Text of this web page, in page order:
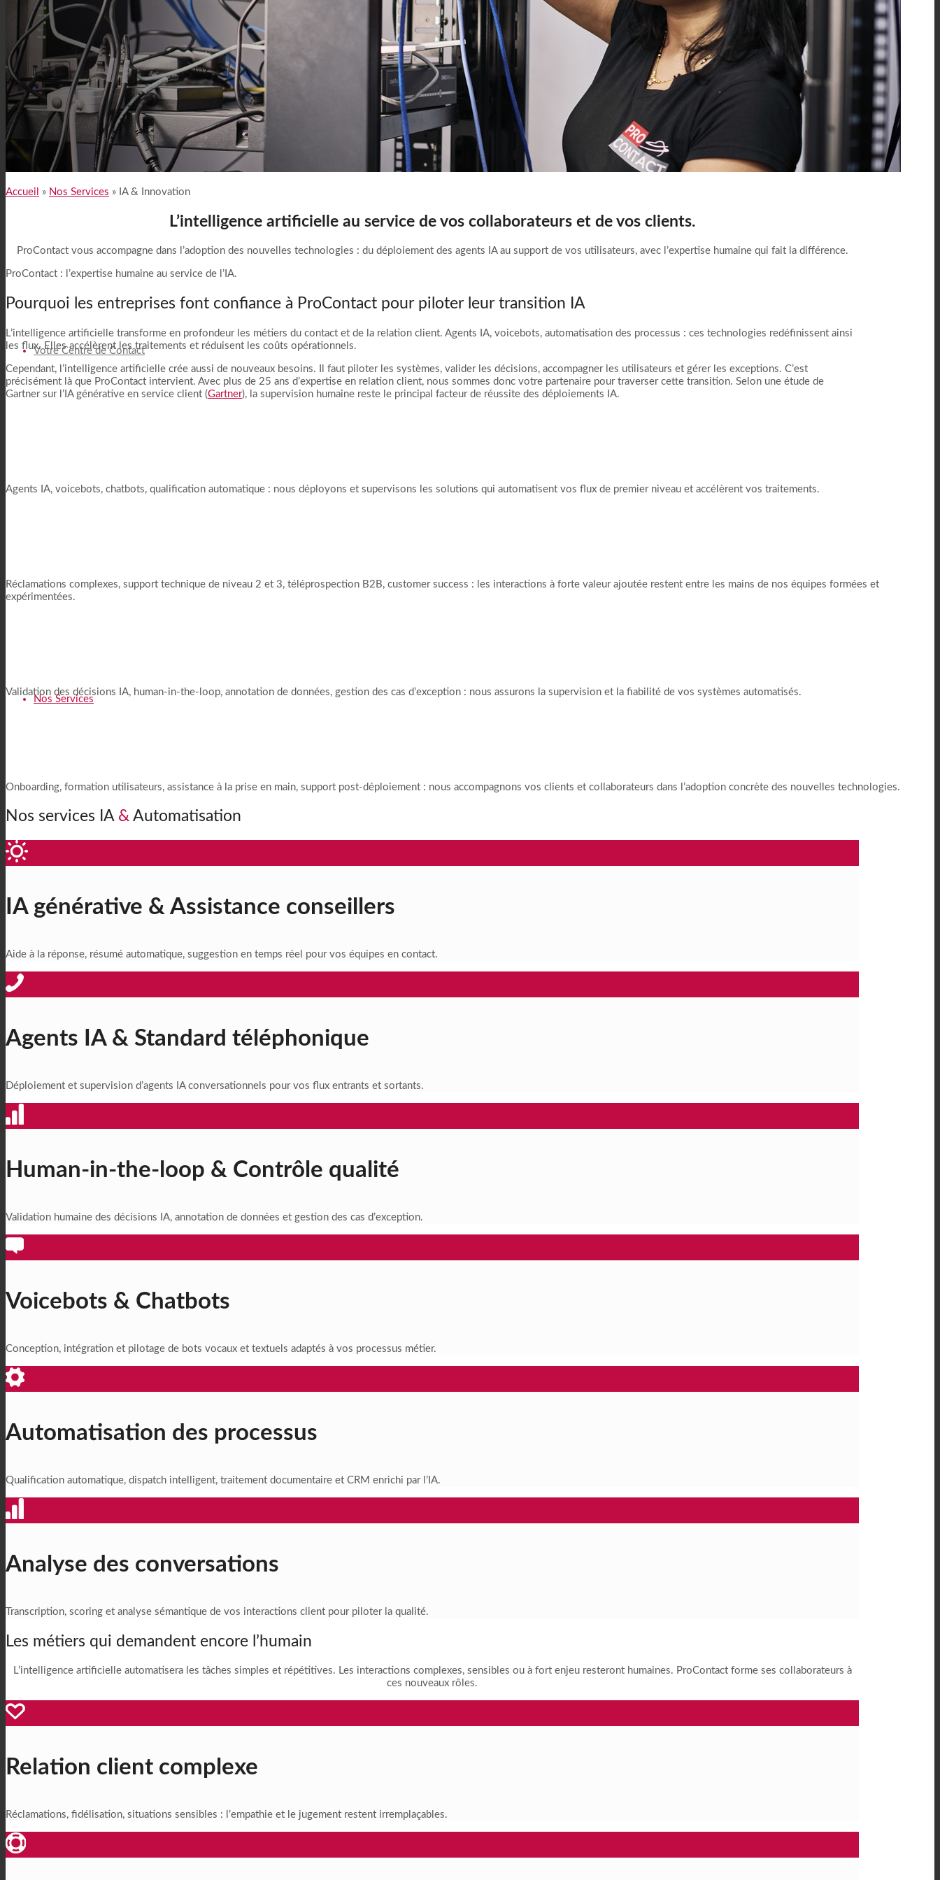
Pourquoi Choisir ProContact ?
Votre Centre de Contact
Nos Services
Accueil » Nos Services » IA & Innovation
L’intelligence artificielle au service de vos collaborateurs et de vos clients.
ProContact vous accompagne dans l’adoption des nouvelles technologies : du déploiement des agents IA au support de vos utilisateurs, avec l’expertise humaine qui fait la différence.
ProContact : l’expertise humaine au service de l’IA.
Pourquoi les entreprises font confiance à ProContact pour piloter leur transition IA
L’intelligence artificielle transforme en profondeur les métiers du contact et de la relation client. Agents IA, voicebots, automatisation des processus : ces technologies redéfinissent ainsi
les flux. Elles accélèrent les traitements et réduisent les coûts opérationnels.
Cependant, l’intelligence artificielle crée aussi de nouveaux besoins. Il faut piloter les systèmes, valider les décisions, accompagner les utilisateurs et gérer les exceptions. C’est
précisément là que ProContact intervient. Avec plus de 25 ans d’expertise en relation client, nous sommes donc votre partenaire pour traverser cette transition. Selon une étude de
Gartner sur l’IA générative en service client (Gartner), la supervision humaine reste le principal facteur de réussite des déploiements IA.
Agents IA, voicebots, chatbots, qualification automatique : nous déployons et supervisons les solutions qui automatisent vos flux de premier niveau et accélèrent vos traitements.
Réclamations complexes, support technique de niveau 2 et 3, téléprospection B2B, customer success : les interactions à forte valeur ajoutée restent entre les mains de nos équipes formées et
expérimentées.
Validation des décisions IA, human-in-the-loop, annotation de données, gestion des cas d’exception : nous assurons la supervision et la fiabilité de vos systèmes automatisés.
Onboarding, formation utilisateurs, assistance à la prise en main, support post-déploiement : nous accompagnons vos clients et collaborateurs dans l’adoption concrète des nouvelles technologies.
Nos services IA & Automatisation
IA générative & Assistance conseillers
Aide à la réponse, résumé automatique, suggestion en temps réel pour vos équipes en contact.
Agents IA & Standard téléphonique
Déploiement et supervision d’agents IA conversationnels pour vos flux entrants et sortants.
Human-in-the-loop & Contrôle qualité
Validation humaine des décisions IA, annotation de données et gestion des cas d’exception.
Voicebots & Chatbots
Conception, intégration et pilotage de bots vocaux et textuels adaptés à vos processus métier.
Automatisation des processus
Qualification automatique, dispatch intelligent, traitement documentaire et CRM enrichi par l’IA.
Analyse des conversations
Transcription, scoring et analyse sémantique de vos interactions client pour piloter la qualité.
Les métiers qui demandent encore l’humain
L’intelligence artificielle automatisera les tâches simples et répétitives. Les interactions complexes, sensibles ou à fort enjeu resteront humaines. ProContact forme ses collaborateurs à
ces nouveaux rôles.
Relation client complexe
Réclamations, fidélisation, situations sensibles : l’empathie et le jugement restent irremplaçables.